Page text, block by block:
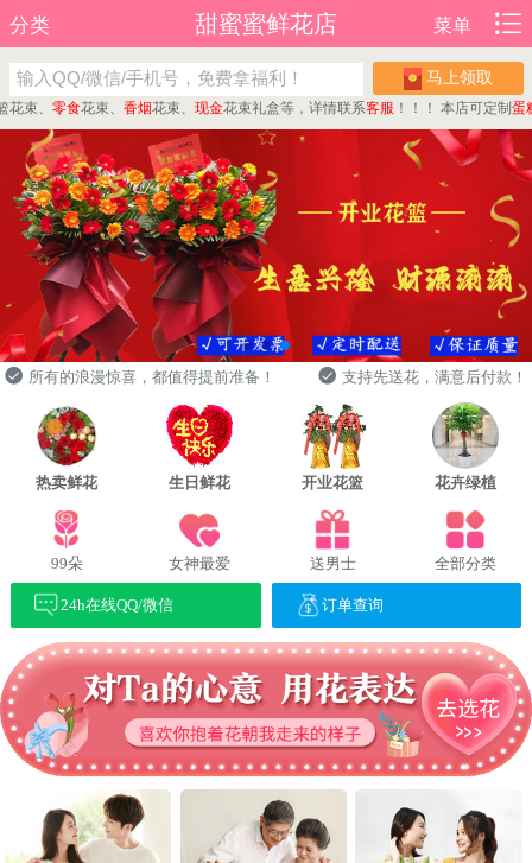
分类 甜蜜蜜鲜花店 菜单
马上领取
、零食 花束、香烟 花束、现金 花束礼盒等，详情联系客服！！！ 本店可定制蛋糕 、
所有的浪漫惊喜，都值得提前准备！ 支持先送花，满意后付款！
热卖鲜花 生日鲜花 开业花篮 花卉绿植
99朵 女神最爱 送男士 全部分类
24h在线QQ/微信 订单查询